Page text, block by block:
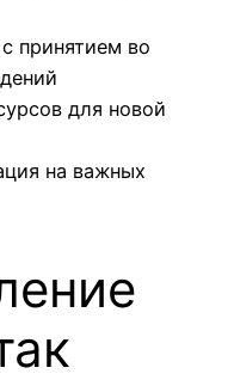
принятием во
для новой
на важных